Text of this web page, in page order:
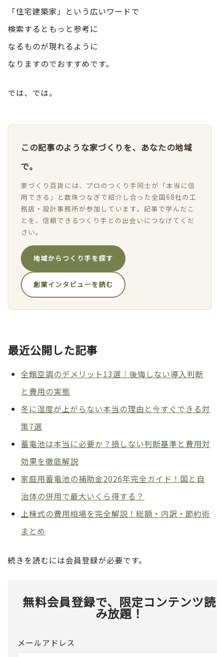
「住宅建築家」という広いワードで
検索するともっと参考に
なるものが現れるように
なりますのでおすすめです。
では、では。
この記事のような家づくりを、あなたの地域
で。
家づくり百貨には、プロのつくり手同士が「本当に信
用できる」と数珠つなぎで紹介し合った全国68社の工
務店・設計事務所が参加しています。記事で学んだこ
とを、信頼できるつくり手との出会いにつなげてくだ
さい。
地域からつくり手を探す
創業インタビューを読む
最近公開した記事
全館空調のデメリット13選｜後悔しない導入判断
と費用の実態
冬に湿度が上がらない本当の理由と今すぐできる対
策7選
蓄電池は本当に必要か？損しない判断基準と費用対
効果を徹底解説
家庭用蓄電池の補助金2026年完全ガイド！国と自
治体の併用で最大いくら得する？
上棟式の費用相場を完全解説！総額・内訳・節約術
まとめ
続きを読むには会員登録が必要です。
無料会員登録で、限定コンテンツ読
み放題！
メールアドレス